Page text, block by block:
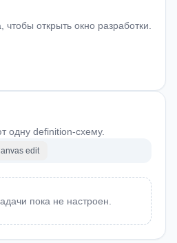
открыть окно разработки.
одну definition-схему.
edit
пока не настроен.